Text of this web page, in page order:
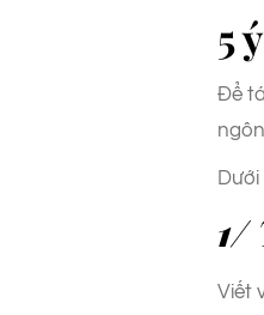
5
Để
1/
Viết